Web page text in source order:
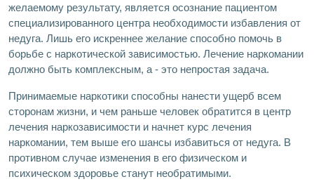
желаемому результату, является осознание пациентом
специализированного центра необходимости избавления от
недуга. Лишь его искреннее желание способно помочь в
борьбе с наркотической зависимостью. Лечение наркомании
должно быть комплексным, а - это непростая задача.
Принимаемые наркотики способны нанести ущерб всем
сторонам жизни, и чем раньше человек обратится в центр
лечения наркозависимости и начнет курс лечения
наркомании, тем выше его шансы избавиться от недуга. В
противном случае изменения в его физическом и
психическом здоровье станут необратимыми.